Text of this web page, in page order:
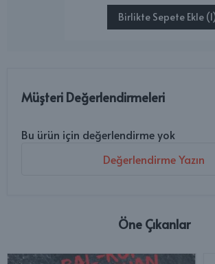
Birlikte Sepete Ekle
Müşteri Değerlendirmeleri
Bu ürün için değerlendirme yok
Değerlendirme Yazın
Öne Çıkanlar